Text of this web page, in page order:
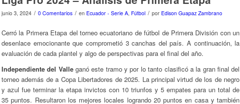
junio 3, 2024 / 0 Comentarios / en Ecuador - Serie A, Fútbol / por Edison Guapaz Zambrano
Cerró la Primera Etapa del torneo ecuatoriano de fútbol de Primera División con un
desenlace emocionante que comprometió 3 canchas del país. A continuación, la
evaluación de cada plantel y algo de perspectivas para el final del año.
Independiente del Valleganó este tramo y por lo tanto clasificó a la gran final del
torneo además de a Copa Libertadores de 2025. La principal virtud de los de negro
y azul fue terminar la etapa invictos con 10 triunfos y 5 empates para un total de
35 puntos. Resultaron los mejores locales logrando 20 puntos en casa y también